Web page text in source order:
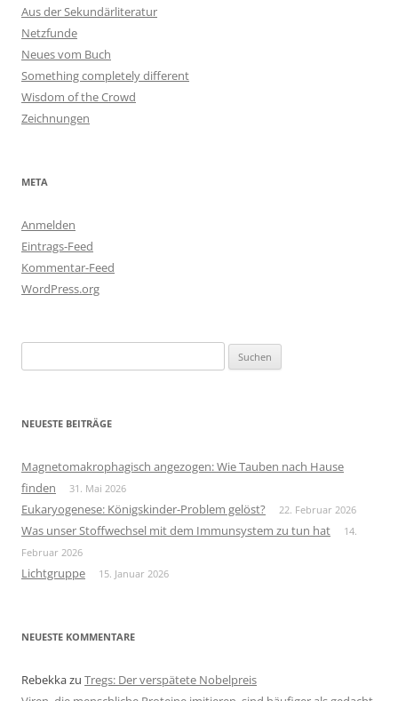
Aus der Sekundärliteratur
Netzfunde
Neues vom Buch
Something completely different
Wisdom of the Crowd
Zeichnungen
META
Anmelden
Eintrags-Feed
Kommentar-Feed
WordPress.org
nach:
NEUESTE BEITRÄGE
Magnetomakrophagisch angezogen: Wie Tauben nach Hause
finden
31. Mai 2026
Eukaryogenese: Königskinder-Problem gelöst? 22. Februar 2026
Was unser Stoffwechsel mit dem Immunsystem zu tun hat
14.
Februar 2026
Lichtgruppe 15. Januar 2026
NEUESTE KOMMENTARE
Rebekkazu Tregs: Der verspätete Nobelpreis